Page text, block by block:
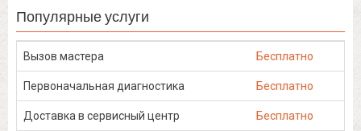
Популярные услуги
Вызов мастера Бесплатно
Первоначальная диагностика Бесплатно
Доставка в сервисный центр Бесплатно